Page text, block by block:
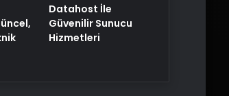
Datahost İle
Güvenilir Sunucu
Hizmetleri